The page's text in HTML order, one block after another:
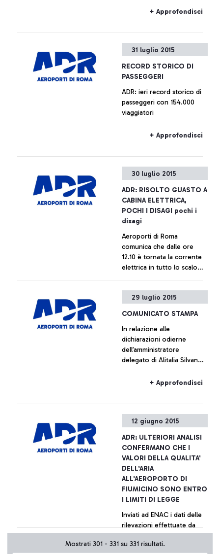
+ Approfondisci
31 luglio 2015
RECORD STORICO DI
PASSEGGERI
ADR: ieri record storico di
passeggeri con 154.000
viaggiatori
+ Approfondisci
30 luglio 2015
ADR: RISOLTO GUASTO A
CABINA ELETTRICA,
POCHI I DISAGI pochi i
disagi
Aeroporti di Roma
comunica che dalle ore
12.10 è tornata la corrente
elettrica in tutto lo scalo
+ Approfondisci
29 luglio 2015
COMUNICATO STAMPA
In relazione alle
dichiarazioni odierne
dell’amministratore
delegato di Alitalia Silvano
non intende commentare le
+ Approfondisci
12 giugno 2015
ADR: ULTERIORI ANALISI
CONFERMANO CHE I
VALORI DELLA QUALITA'
DELL'ARIA
ALL'AEROPORTO DI
FIUMICINO SONO ENTRO
I LIMITI DI LEGGE
Inviati ad ENAC i dati delle
rilevazioni effettuate da
diversi centri specializzati
per conto di varie realtà
Mostrati 301 - 331 su 331 risultati.